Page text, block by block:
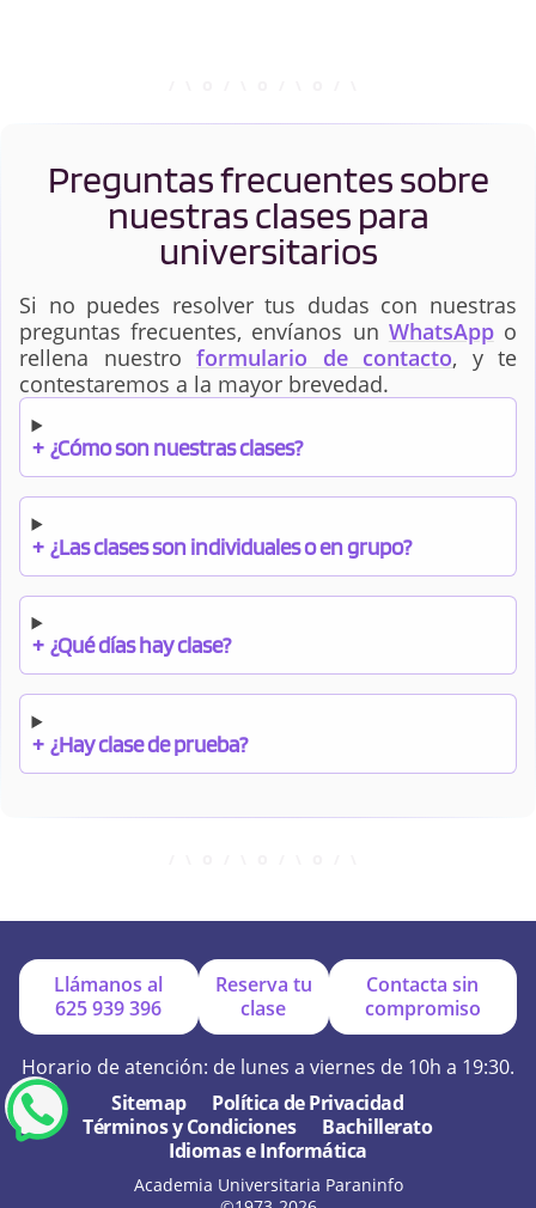
Preguntas frecuentes sobre
nuestras clases para
universitarios
Si no puedes resolver tus dudas con nuestras
preguntas frecuentes, envíanos un WhatsAppo
rellena nuestro formulario de contacto, y te
contestaremos a la mayor brevedad.
+ ¿Cómo son nuestras clases?
+ ¿Las clases son individuales o en grupo?
+ ¿Qué días hay clase?
+ ¿Hay clase de prueba?
+ ¿Por qué online?
+ ¿Se hacen exámenes de prueba?
Llámanos al
625 939 396
Reserva tu
clase
Contacta sin
compromiso
Horario de atención: de lunes a viernes de 10h a 19:30.
Sitemap
Política de Privacidad
Términos y Condiciones
Bachillerato
Idiomas e Informática
Academia Universitaria Paraninfo